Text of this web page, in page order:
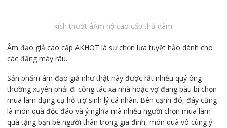
kích thướt âÂm hộ cao cấp thủ dâm
Âm đạo giả cao cấp AKHOT là sự chọn lựa tuyệt hảo dành cho
các đấng mày râu.
Sản phẩm âm đạo giả như thật này được rất nhiều quý ông
thường xuyên phải đi công tác xa nhà hoặc vợ đang bàu bí chọn
mua làm dụng cụ hỗ trợ sinh lý cá nhân. Bên cạnh đó, đây cũng
là món quà độc đáo và ý nghĩa mà nhiều người chọn mua làm
quà tặng bạn bè người thân trong gia đình, món quà vô cùng ý